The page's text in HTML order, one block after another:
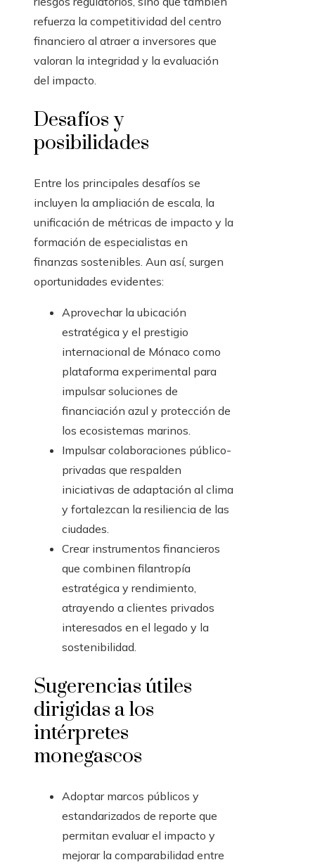
refuerza la competitividad del centro
financiero al atraer a inversores que
valoran la integridad y la evaluación
del impacto.
Desafíos y
posibilidades
Entre los principales desafíos se
incluyen la ampliación de escala, la
unificación de métricas de impacto y la
formación de especialistas en
finanzas sostenibles. Aun así, surgen
oportunidades evidentes:
Aprovechar la ubicación
estratégica y el prestigio
internacional de Mónaco como
plataforma experimental para
impulsar soluciones de
financiación azul y protección de
los ecosistemas marinos.
Impulsar colaboraciones público-
privadas que respalden
iniciativas de adaptación al clima
y fortalezcan la resiliencia de las
ciudades.
Crear instrumentos financieros
que combinen filantropía
estratégica y rendimiento,
atrayendo a clientes privados
interesados en el legado y la
sostenibilidad.
Sugerencias útiles
dirigidas a los
intérpretes
monegascos
Adoptar marcos públicos y
estandarizados de reporte que
permitan evaluar el impacto y
mejorar la comparabilidad entre